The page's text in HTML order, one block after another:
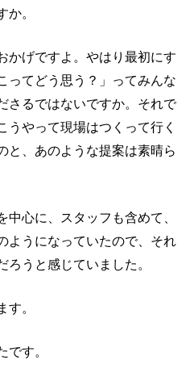
。
かげですよ。やはり最初にす
ってどう思う？」ってみんな
さるではないですか。それで
うやって現場はつくって行く
と、あのような提案は素晴ら
心に、スタッフも含めて、
ようになっていたので、それ
うと感じていました。
。
す。